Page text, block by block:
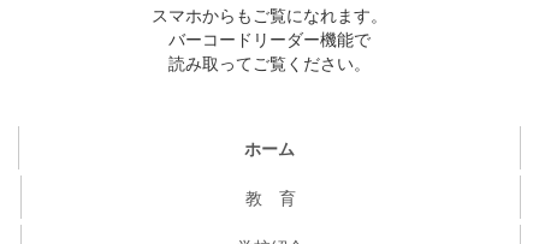
スマホからもご覧になれます。
バーコードリーダー機能で
読み取ってご覧ください。
ホーム
教 育